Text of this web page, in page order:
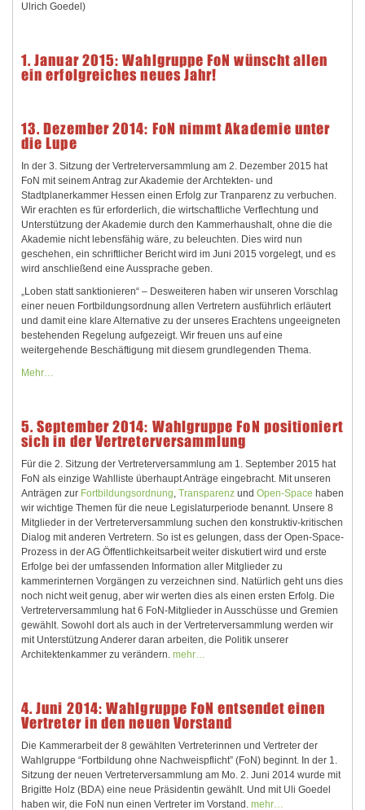
Ulrich Goedel)
1. Januar 2015: Wahlgruppe FoN wünscht allen
ein erfolgreiches neues Jahr!
13. Dezember 2014: FoN nimmt Akademie unter
die Lupe
In der 3. Sitzung der Vertreterversammlung am 2. Dezember 2015 hat
FoN mit seinem Antrag zur Akademie der Archtekten- und
Stadtplanerkammer Hessen einen Erfolg zur Tranparenz zu verbuchen.
Wir erachten es für erforderlich, die wirtschaftliche Verflechtung und
Unterstützung der Akademie durch den Kammerhaushalt, ohne die die
Akademie nicht lebensfähig wäre, zu beleuchten. Dies wird nun
geschehen, ein schriftlicher Bericht wird im Juni 2015 vorgelegt, und es
wird anschließend eine Aussprache geben.
„Loben statt sanktionieren“ – Desweiteren haben wir unseren Vorschlag
einer neuen Fortbildungsordnung allen Vertretern ausführlich erläutert
und damit eine klare Alternative zu der unseres Erachtens ungeeigneten
bestehenden Regelung aufgezeigt. Wir freuen uns auf eine
weitergehende Beschäftigung mit diesem grundlegenden Thema.
Mehr…
5. September 2014: Wahlgruppe FoN positioniert
sich in der Vertreterversammlung
Für die 2. Sitzung der Vertreterversammlung am 1. September 2015 hat
FoN als einzige Wahlliste überhaupt Anträge eingebracht. Mit unseren
Anträgen zur Fortbildungsordnung, Transparenz und Open-Space haben
wir wichtige Themen für die neue Legislaturperiode benannt. Unsere 8
Mitglieder in der Vertreterversammlung suchen den konstruktiv-kritischen
Dialog mit anderen Vertretern. So ist es gelungen, dass der Open-Space-
Prozess in der AG Öffentlichkeitsarbeit weiter diskutiert wird und erste
Erfolge bei der umfassenden Information aller Mitglieder zu
kammerinternen Vorgängen zu verzeichnen sind. Natürlich geht uns dies
noch nicht weit genug, aber wir werten dies als einen ersten Erfolg. Die
Vertreterversammlung hat 6 FoN-Mitglieder in Ausschüsse und Gremien
gewählt. Sowohl dort als auch in der Vertreterversammlung werden wir
mit Unterstützung Anderer daran arbeiten, die Politik unserer
Architektenkammer zu verändern. mehr…
4. Juni 2014: Wahlgruppe FoN entsendet einen
Vertreter in den neuen Vorstand
Die Kammerarbeit der 8 gewählten Vertreterinnen und Vertreter der
Wahlgruppe “Fortbildung ohne Nachweispflicht” (FoN) beginnt. In der 1.
Sitzung der neuen Vertreterversammlung am Mo. 2. Juni 2014 wurde mit
Brigitte Holz (BDA) eine neue Präsidentin gewählt. Und mit Uli Goedel
haben wir, die FoN nun einen Vertreter im Vorstand. mehr…